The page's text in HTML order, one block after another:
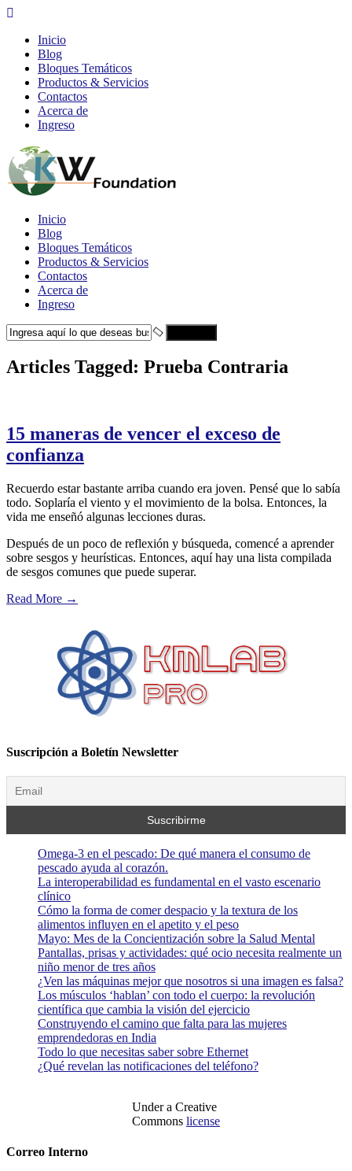
Inicio
Blog
Bloques Temáticos
Productos & Servicios
Contactos
Acerca de
Ingreso
Inicio
Blog
Bloques Temáticos
Productos & Servicios
Contactos
Acerca de
Ingreso
Articles Tagged: Prueba Contraria
15 maneras de vencer el exceso de
confianza
Recuerdo estar bastante arriba cuando era joven. Pensé que lo sabía
todo. Soplaría el viento y el movimiento de la bolsa. Entonces, la
vida me enseñó algunas lecciones duras.
Después de un poco de reflexión y búsqueda, comencé a aprender
sobre sesgos y heurísticas. Entonces, aquí hay una lista compilada
de sesgos comunes que puede superar.
Read More →
Suscripción a Boletín Newsletter
Omega-3 en el pescado: De qué manera el consumo de
pescado ayuda al corazón.
La interoperabilidad es fundamental en el vasto escenario
clínico
Cómo la forma de comer despacio y la textura de los
alimentos influyen en el apetito y el peso
Mayo: Mes de la Concientización sobre la Salud Mental
Pantallas, prisas y actividades: qué ocio necesita realmente un
niño menor de tres años
¿Ven las máquinas mejor que nosotros si una imagen es falsa?
Los músculos ‘hablan’ con todo el cuerpo: la revolución
científica que cambia la visión del ejercicio
Construyendo el camino que falta para las mujeres
emprendedoras en India
Todo lo que necesitas saber sobre Ethernet
¿Qué revelan las notificaciones del teléfono?
Under a Creative
Commons license
Correo Interno